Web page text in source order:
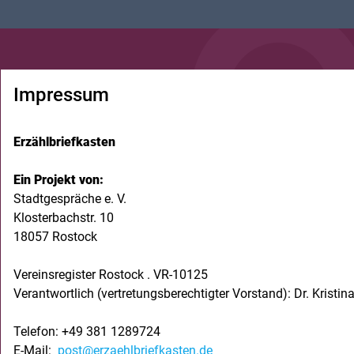
Impressum
Erzählbriefkasten
Ein Projekt von:
Stadtgespräche e. V.
Klosterbachstr. 10
18057 Rostock
Vereinsregister Rostock . VR-10125
Verantwortlich (vertretungsberechtigter Vorstand): Dr.
Telefon: +49 381 1289724
E-Mail: post@erzaehlbriefkasten.de